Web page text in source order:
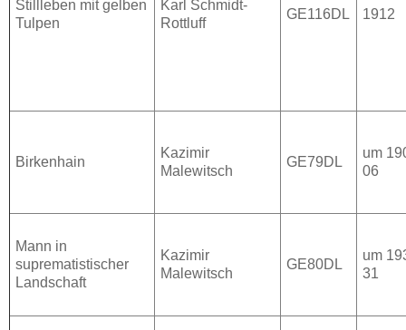
Stillleben mit gelben
Tulpen
Karl Schmidt-
Rottluff
GE116DL 1912
Birkenhain
Kazimir
Malewitsch
GE79DL
um
06
Mann in
suprematistischer
Landschaft
Kazimir
Malewitsch
GE80DL
um
31